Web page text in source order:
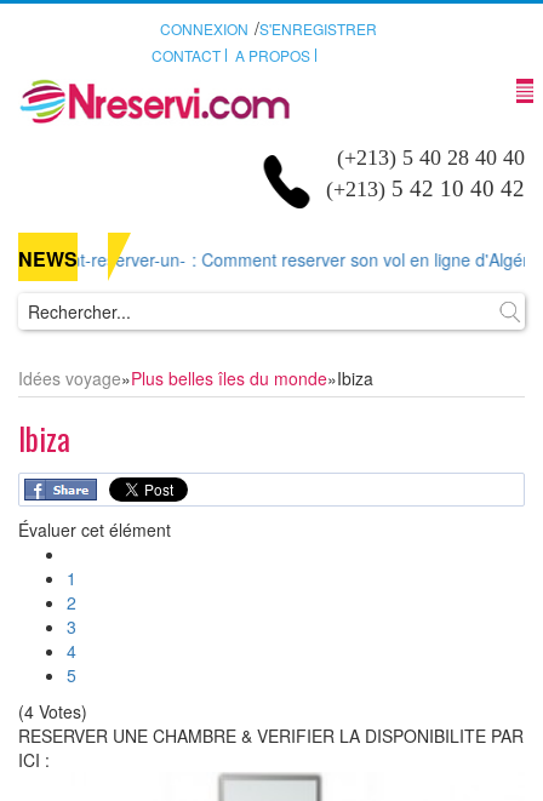
CONNEXION /S'ENREGISTRER
CONTACT
A PROPOS
(+213) 5 40 28 40 40
(+213) 5 42 10 40 42
NEWSreserver-un- : Comment reserver son vol en ligne d'Algérie ou
Idées voyage»Plus belles îles du monde»Ibiza
Ibiza
Évaluer cet élément
1
2
3
4
5
(4 Votes)
RESERVER UNE CHAMBRE & VERIFIER LA DISPONIBILITE PAR
ICI :